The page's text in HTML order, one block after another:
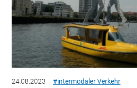
24.08.2023 #intermodaler Verkehr